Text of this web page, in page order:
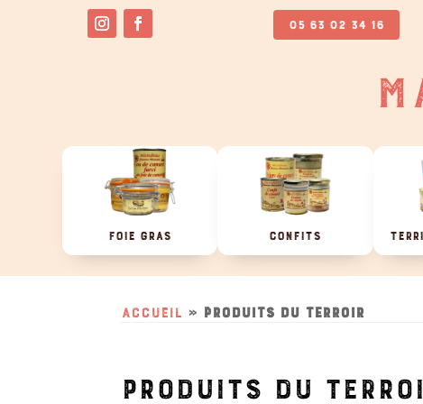
05 63 02 34 16
FOIE GRAS CONFITS
Accueil » Produits du terroir
PRODUITS DU